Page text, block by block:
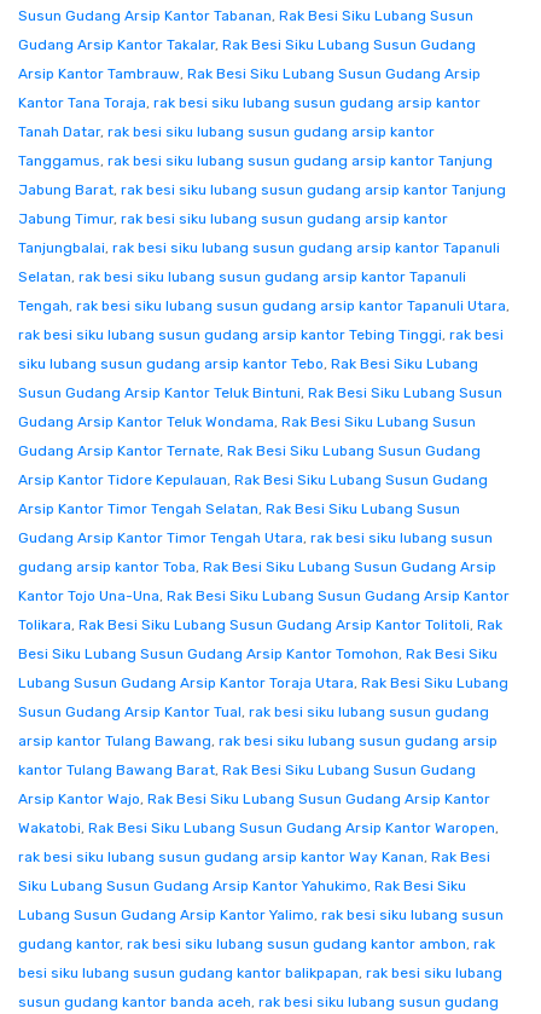
Susun Gudang Arsip Kantor Tabanan, Rak Besi Siku Lubang Susun
Gudang Arsip Kantor Takalar, Rak Besi Siku Lubang Susun Gudang
Arsip Kantor Tambrauw, Rak Besi Siku Lubang Susun Gudang Arsip
Kantor Tana Toraja, rak besi siku lubang susun gudang arsip kantor
Tanah Datar, rak besi siku lubang susun gudang arsip kantor
Tanggamus, rak besi siku lubang susun gudang arsip kantor Tanjung
Jabung Barat, rak besi siku lubang susun gudang arsip kantor Tanjung
Jabung Timur, rak besi siku lubang susun gudang arsip kantor
Tanjungbalai, rak besi siku lubang susun gudang arsip kantor Tapanuli
Selatan, rak besi siku lubang susun gudang arsip kantor Tapanuli
Tengah, rak besi siku lubang susun gudang arsip kantor Tapanuli Utara,
rak besi siku lubang susun gudang arsip kantor Tebing Tinggi, rak besi
siku lubang susun gudang arsip kantor Tebo, Rak Besi Siku Lubang
Susun Gudang Arsip Kantor Teluk Bintuni, Rak Besi Siku Lubang Susun
Gudang Arsip Kantor Teluk Wondama, Rak Besi Siku Lubang Susun
Gudang Arsip Kantor Ternate, Rak Besi Siku Lubang Susun Gudang
Arsip Kantor Tidore Kepulauan, Rak Besi Siku Lubang Susun Gudang
Arsip Kantor Timor Tengah Selatan, Rak Besi Siku Lubang Susun
Gudang Arsip Kantor Timor Tengah Utara, rak besi siku lubang susun
gudang arsip kantor Toba, Rak Besi Siku Lubang Susun Gudang Arsip
Kantor Tojo Una-Una, Rak Besi Siku Lubang Susun Gudang Arsip Kantor
Tolikara, Rak Besi Siku Lubang Susun Gudang Arsip Kantor Tolitoli, Rak
Besi Siku Lubang Susun Gudang Arsip Kantor Tomohon, Rak Besi Siku
Lubang Susun Gudang Arsip Kantor Toraja Utara, Rak Besi Siku Lubang
Susun Gudang Arsip Kantor Tual, rak besi siku lubang susun gudang
arsip kantor Tulang Bawang, rak besi siku lubang susun gudang arsip
kantor Tulang Bawang Barat, Rak Besi Siku Lubang Susun Gudang
Arsip Kantor Wajo, Rak Besi Siku Lubang Susun Gudang Arsip Kantor
Wakatobi, Rak Besi Siku Lubang Susun Gudang Arsip Kantor Waropen,
rak besi siku lubang susun gudang arsip kantor Way Kanan, Rak Besi
Siku Lubang Susun Gudang Arsip Kantor Yahukimo, Rak Besi Siku
Lubang Susun Gudang Arsip Kantor Yalimo, rak besi siku lubang susun
gudang kantor, rak besi siku lubang susun gudang kantor ambon, rak
besi siku lubang susun gudang kantor balikpapan, rak besi siku lubang
susun gudang kantor banda aceh, rak besi siku lubang susun gudang